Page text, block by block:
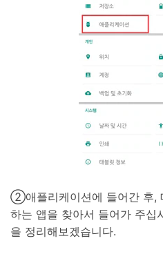
②애플리케이션에 들어간 후,
하는 앱을 찾아서 들어가 주십
을 정리해보겠습니다.